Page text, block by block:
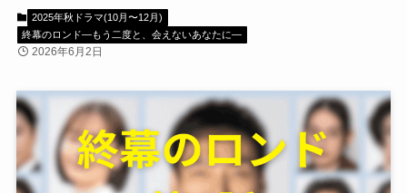
2025年秋ドラマ(10月〜12月)
終幕のロンド―もう二度と、会えないあなたに―
2026年6月2日